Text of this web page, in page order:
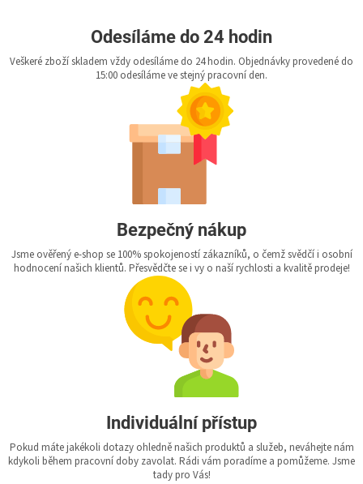
Odesíláme do 24 hodin
Veškeré zboží skladem vždy odesíláme do 24 hodin. Objednávky provedené do
15:00 odesíláme ve stejný pracovní den.
Bezpečný nákup
Jsme ověřený e-shop se 100% spokojeností zákazníků, o čemž svědčí i osobní
hodnocení našich klientů. Přesvědčte se i vy o naší rychlosti a kvalitě prodeje!
Individuální přístup
Pokud máte jakékoli dotazy ohledně našich produktů a služeb, neváhejte nám
kdykoli během pracovní doby zavolat. Rádi vám poradíme a pomůžeme. Jsme
tady pro Vás!